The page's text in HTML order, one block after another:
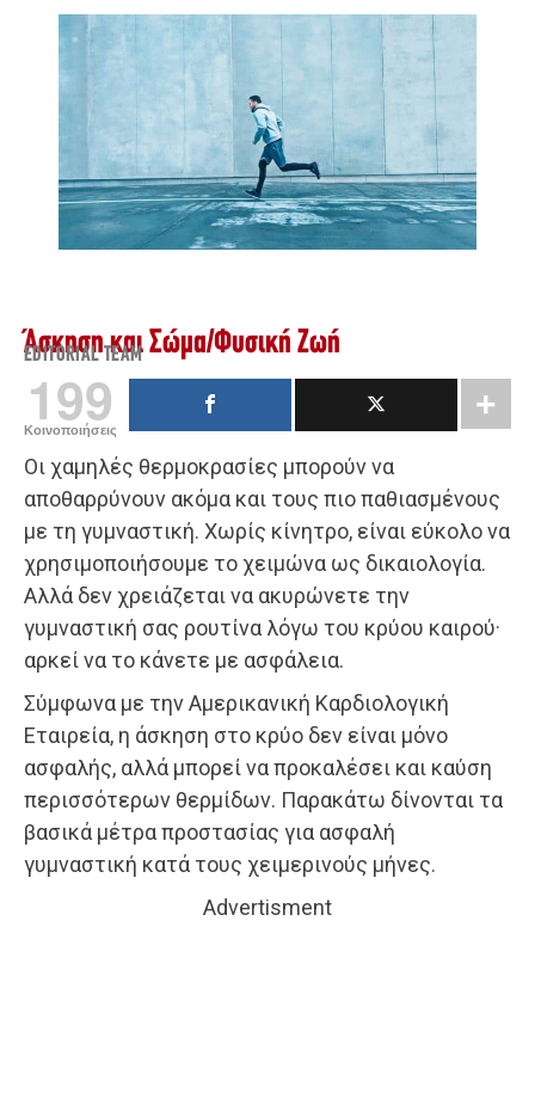
Άσκηση και Σώμα/Φυσική Ζωή
EDITORIAL TEAM
199
Κοινοποιήσεις
Οι χαμηλές θερμοκρασίες μπορούν να
αποθαρρύνουν ακόμα και τους πιο παθιασμένους
με τη γυμναστική. Χωρίς κίνητρο, είναι εύκολο να
χρησιμοποιήσουμε το χειμώνα ως δικαιολογία.
Αλλά δεν χρειάζεται να ακυρώνετε την
γυμναστική σας ρουτίνα λόγω του κρύου καιρού·
αρκεί να το κάνετε με ασφάλεια.
Σύμφωνα με την Αμερικανική Καρδιολογική
Εταιρεία, η άσκηση στο κρύο δεν είναι μόνο
ασφαλής, αλλά μπορεί να προκαλέσει και καύση
περισσότερων θερμίδων. Παρακάτω δίνονται τα
βασικά μέτρα προστασίας για ασφαλή
γυμναστική κατά τους χειμερινούς μήνες.
Advertisment